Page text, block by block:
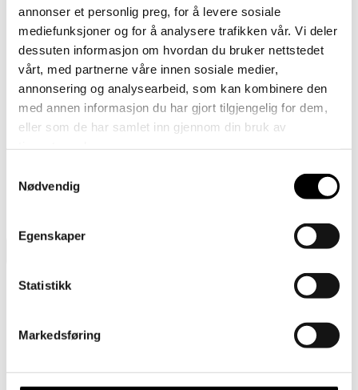
annonser et personlig preg, for å levere sosiale
mediefunksjoner og for å analysere trafikken vår. Vi deler
dessuten informasjon om hvordan du bruker nettstedet
vårt, med partnerne våre innen sosiale medier,
annonsering og analysearbeid, som kan kombinere den
med annen informasjon du har gjort tilgjengelig for dem,
eller som de har samlet inn gjennom din bruk av
Nødvendig
Egenskaper
Statistikk
Markedsføring
1
Vänligen öppna
i din mobil för att betala
fakturan.
2
När du gjort din betalning kan du kolla status på fakturan
Gavekort
Ullvotter til barn
Cap